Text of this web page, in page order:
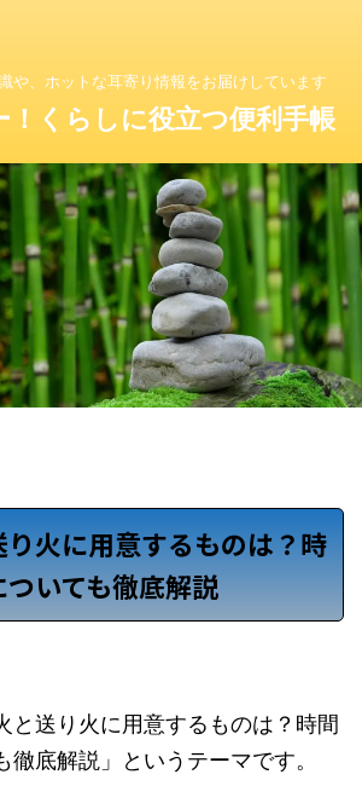
や、ホットな耳寄り情報をお届けしています
！くらしに役立つ便利手帳
火に用意するものは？時
いても徹底解説
と送り火に用意するものは？時間
徹底解説」というテーマです。